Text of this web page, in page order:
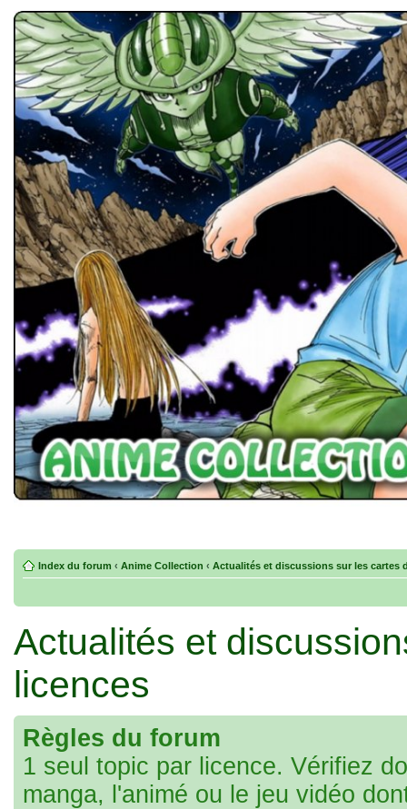
Index du forum ‹ Anime Collection ‹ Actualités et discussions sur les cartes
Actualités et
licences
Règles du forum
1 seul topic par licence. Vérifiez
manga, l'animé ou le jeu vidéo